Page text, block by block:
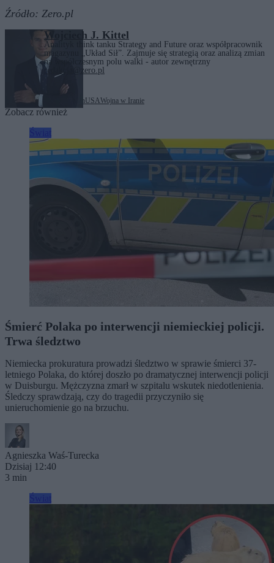
Źródło: Zero.pl
Wojciech J. Kittel
Analityk think tanku Strategy and Future oraz współpracownik
magazynu „Układ Sił”. Zajmuje się strategią oraz analizą zmian
na współczesnym polu walki - autor zewnętrzny
redakcja@zero.pl
Tagi: Cieśnina Ormuz IranUSAWojna w Iranie
Zobacz również
Śmierć Polaka po interwencji niemieckiej policji.
Trwa śledztwo
Niemiecka prokuratura prowadzi śledztwo w sprawie śmierci 37-
letniego Polaka, do której doszło po dramatycznej interwencji policji
w Duisburgu. Mężczyzna zmarł w szpitalu wskutek niedotlenienia.
Śledczy sprawdzają, czy do tragedii przyczyniło się
unieruchomienie go na brzuchu.
Agnieszka Waś-Turecka
Dzisiaj 12:40
3 min